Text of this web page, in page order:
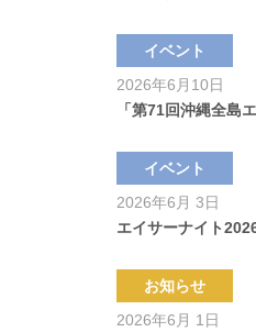
イベント
2026年6月10日
「第71回沖縄全島
イベント
2026年6月 3日
エイサーナイト
お知らせ
2026年6月 1日